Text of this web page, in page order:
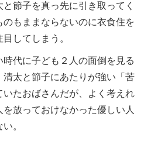
節子を真っ先に引き取ってく
もままならないのに衣食住を
してしまう。
代に子ども２人の面倒を見る
太と節子にあたりが強い「苦
たおばさんだが、よく考えれ
放っておけなかった優しい人
。